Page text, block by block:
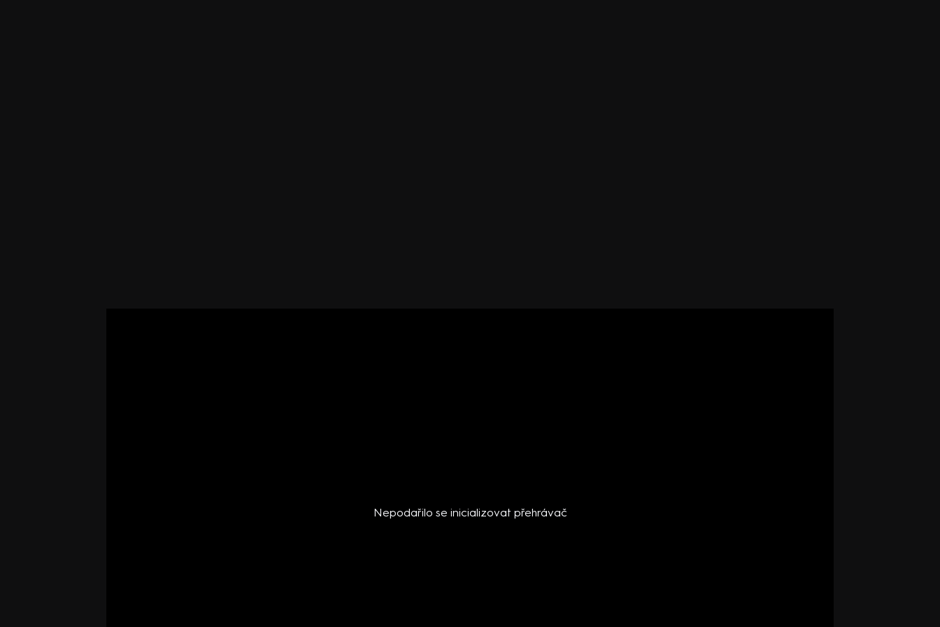
Nepodařilo se inicializovat přehrávač